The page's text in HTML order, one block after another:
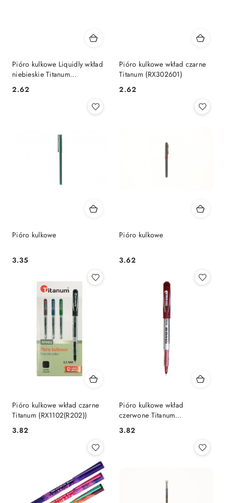
Pióro kulkowe Liquidly wkład
niebieskie Titanum
(RX302601)
Cena:
2.62
Pióro kulkowe wkład czarne
Titanum (RX302601)
Cena:
2.62
Pióro kulkowe
Cena:
3.35
Pióro kulkowe
Cena:
3.62
Pióro kulkowe wkład czarne
Titanum (RX1102(R202))
Cena:
3.82
Pióro kulkowe wkład
czerwone Titanum
(RX1102(R202))
Cena:
3.82